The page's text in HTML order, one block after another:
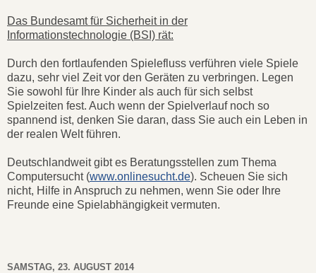
Das Bundesamt für Sicherheit in der
Informationstechnologie (BSI) rät:
Durch den fortlaufenden Spielefluss verführen viele Spiele
dazu, sehr viel Zeit vor den Geräten zu verbringen. Legen
Sie sowohl für Ihre Kinder als auch für sich selbst
Spielzeiten fest. Auch wenn der Spielverlauf noch so
spannend ist, denken Sie daran, dass Sie auch ein Leben in
der realen Welt führen.
Deutschlandweit gibt es Beratungsstellen zum Thema
Computersucht (www.onlinesucht.de). Scheuen Sie sich
nicht, Hilfe in Anspruch zu nehmen, wenn Sie oder Ihre
Freunde eine Spielabhängigkeit vermuten.
SAMSTAG, 23. AUGUST 2014